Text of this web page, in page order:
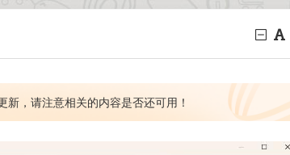
新，请注意相关的内容是否还可用！